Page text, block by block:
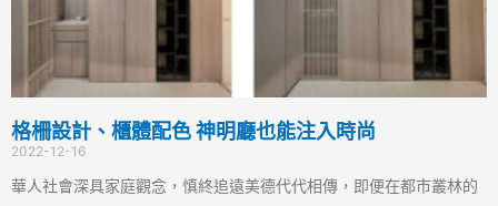
格柵設計、櫃體配色 神明廳也能注入時尚
2022-12-16
華人社會深具家庭觀念，慎終追遠美德代代相傳，即便在都市叢林的